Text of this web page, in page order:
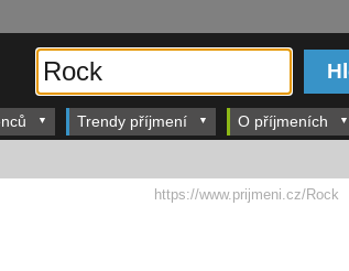
Trendy příjmení O příjmeních
https://www.prijmeni.cz/Rock